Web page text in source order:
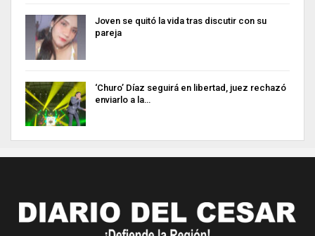
Joven se quitó la vida tras discutir con su
pareja
‘Churo’ Díaz seguirá en libertad, juez rechazó
enviarlo a la…